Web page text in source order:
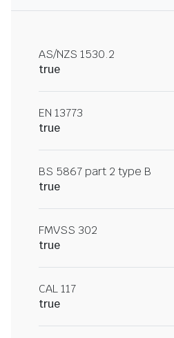
AS/NZS 1530.2
true
EN 13773
true
BS 5867 part 2 type B
true
FMVSS 302
true
CAL 117
true